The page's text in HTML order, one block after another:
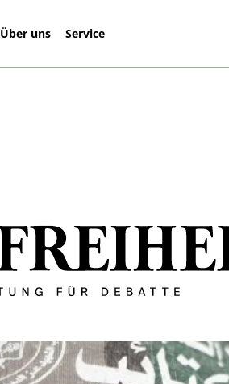
Über uns Service